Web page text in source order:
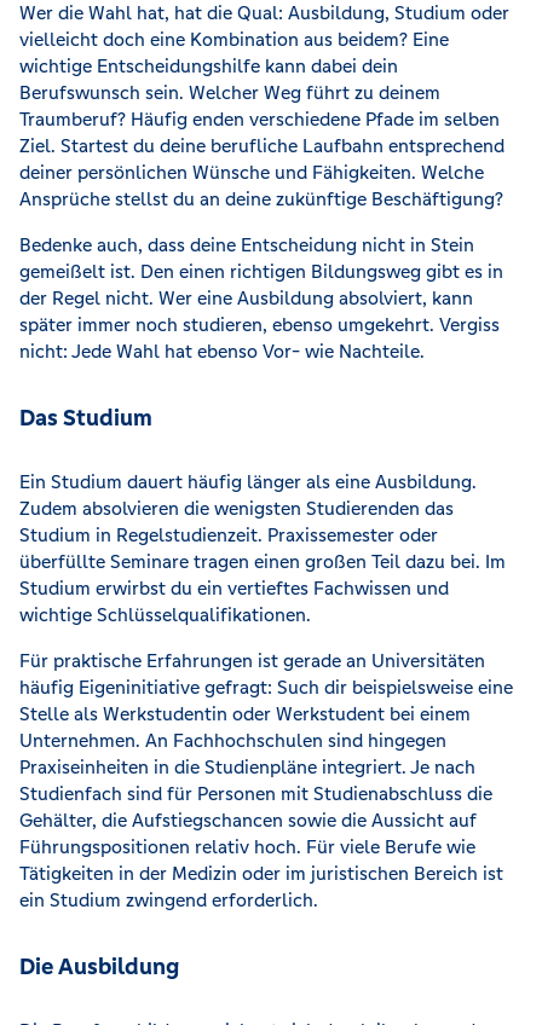
Wer die Wahl hat, hat die Qual: Ausbildung, Studium oder
vielleicht doch eine Kombination aus beidem? Eine
wichtige Entscheidungshilfe kann dabei dein
Berufswunsch sein. Welcher Weg führt zu deinem
Traumberuf? Häufig enden verschiedene Pfade im selben
Ziel. Startest du deine berufliche Laufbahn entsprechend
deiner persönlichen Wünsche und Fähigkeiten. Welche
Ansprüche stellst du an deine zukünftige Beschäftigung?
Bedenke auch, dass deine Entscheidung nicht in Stein
gemeißelt ist. Den einen richtigen Bildungsweg gibt es in
der Regel nicht. Wer eine Ausbildung absolviert, kann
später immer noch studieren, ebenso umgekehrt. Vergiss
nicht: Jede Wahl hat ebenso Vor- wie Nachteile.
Das Studium
Ein Studium dauert häufig länger als eine Ausbildung.
Zudem absolvieren die wenigsten Studierenden das
Studium in Regelstudienzeit. Praxissemester oder
überfüllte Seminare tragen einen großen Teil dazu bei. Im
Studium erwirbst du ein vertieftes Fachwissen und
wichtige Schlüsselqualifikationen.
Für praktische Erfahrungen ist gerade an Universitäten
häufig Eigeninitiative gefragt: Such dir beispielsweise eine
Stelle als Werkstudentin oder Werkstudent bei einem
Unternehmen. An Fachhochschulen sind hingegen
Praxiseinheiten in die Studienpläne integriert. Je nach
Studienfach sind für Personen mit Studienabschluss die
Gehälter, die Aufstiegschancen sowie die Aussicht auf
Führungspositionen relativ hoch. Für viele Berufe wie
Tätigkeiten in der Medizin oder im juristischen Bereich ist
ein Studium zwingend erforderlich.
Die Ausbildung